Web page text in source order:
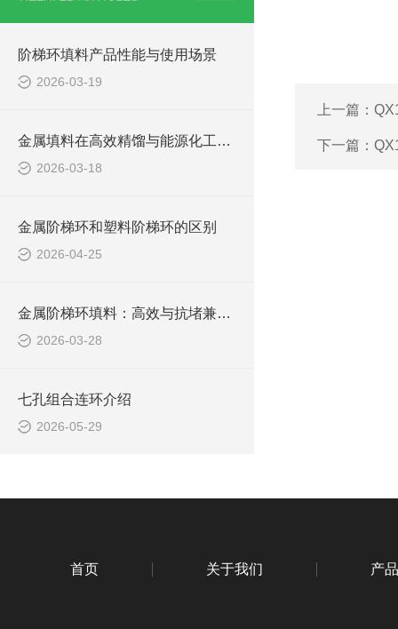
阶梯环填料产品性能与使用场景
2026-03-19
金属填料在高效精馏与能源化工中的应用
2026-03-18
金属阶梯环和塑料阶梯环的区别
2026-04-25
金属阶梯环填料：高效与抗堵兼备的化工 “全能选手”
2026-03-28
七孔组合连环介绍
2026-05-29
上一篇：
下一篇：
首页 关于我们 产